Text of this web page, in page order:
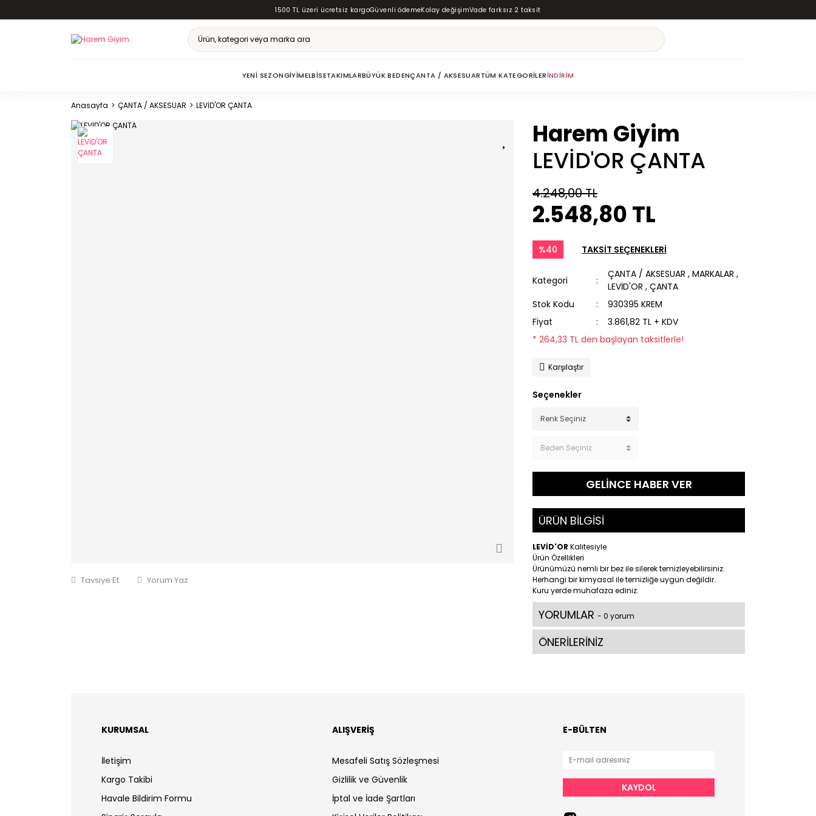
1500 TL üzeri ücretsiz kargoGüvenli ödemeKolay değişimVade farksız 2 taksit
YENI SEZONGIYIMELBISETAKIMLARBÜYÜK BEDENÇANTA / AKSESUARTÜM KATEGORILERİNDIRIM
Anasayfa ÇANTA / AKSESUAR LEVİD'OR ÇANTA
Tavsiye Et Yorum Yaz
Harem Giyim
LEVİD'OR ÇANTA
4.248,00 TL
2.548,80 TL
%40 TAKSİT SEÇENEKLERİ
Kategori
ÇANTA / AKSESUAR , MARKALAR ,
LEVİD'OR , ÇANTA
Stok Kodu
930395 KREM
Fiyat
3.861,82 TL + KDV
* 264,33 TL den başlayan taksitlerle!
Karşılaştır
Seçenekler
GELİNCE HABER VER
ÜRÜN BİLGİSİ
LEVİD'OR Kalitesiyle
Ürün Özellikleri
Ürünümüzü nemli bir bez ile silerek temizleyebilirsiniz.
Herhangi bir kimyasal ile temizliğe uygun değildir.
Kuru yerde muhafaza ediniz.
YORUMLAR - 0 yorum
ÖNERİLERİNİZ
KURUMSAL
İletişim
Kargo Takibi
Havale Bildirim Formu
ALIŞVERİŞ
Mesafeli Satış Sözleşmesi
Gizlilik ve Güvenlik
İptal ve İade Şartları
E-BÜLTEN
KAYDOL